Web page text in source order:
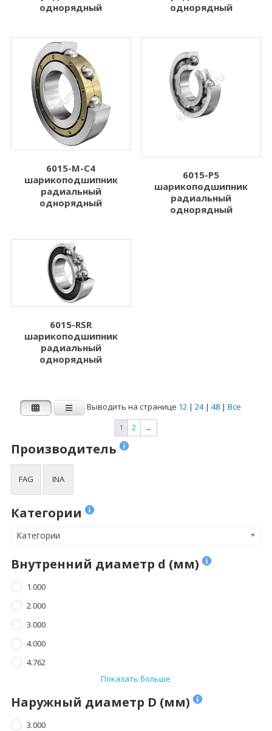
однорядный
однорядный
6015-M-C4
шарикоподшипник
радиальный
однорядный
6015-P5
шарикоподшипник
радиальный
однорядный
6015-RSR
шарикоподшипник
радиальный
однорядный
Выводить на странице 12| 24| 48| Все
1
2 →
Производитель
FAG INA
Категории
Категории
Внутренний диаметр d (мм)
1.000
2.000
3.000
4.000
4.762
Показать больше
Наружный диаметр D (мм)
3.000